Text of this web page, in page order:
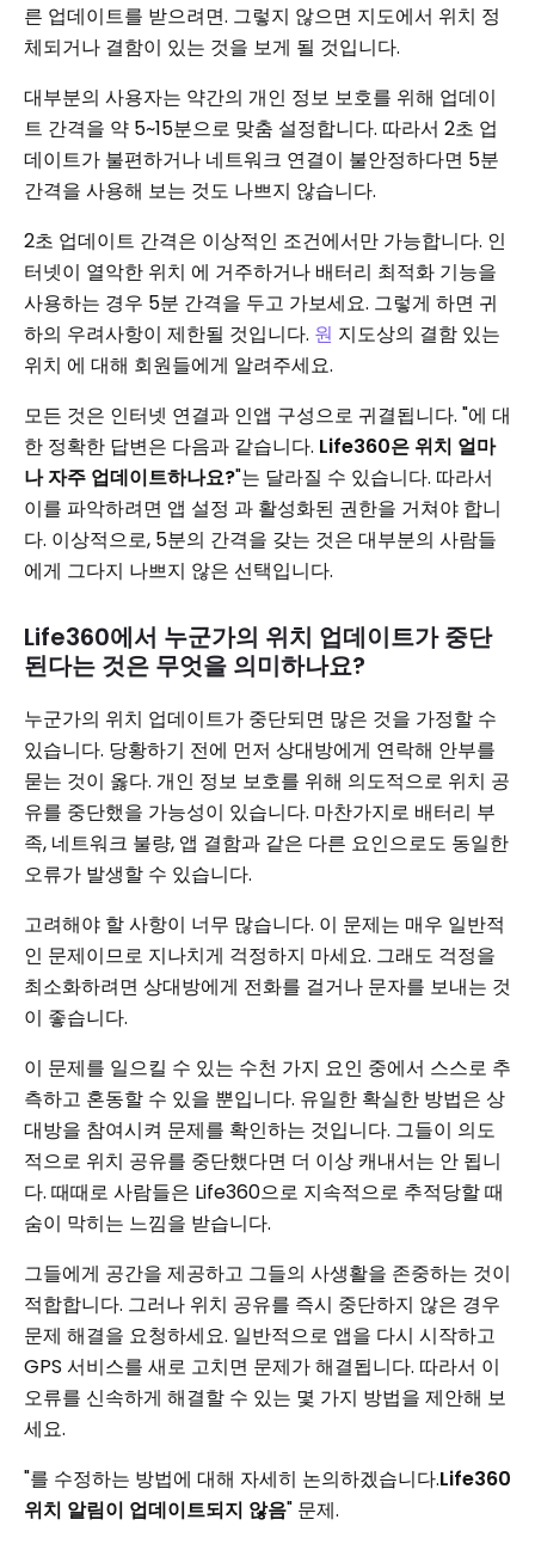
른 업데이트를 받으려면. 그렇지 않으면 지도에서 위치 정
체되거나 결함이 있는 것을 보게 될 것입니다.
대부분의 사용자는 약간의 개인 정보 보호를 위해 업데이
트 간격을 약 5~15분으로 맞춤 설정합니다. 따라서 2초 업
데이트가 불편하거나 네트워크 연결이 불안정하다면 5분
간격을 사용해 보는 것도 나쁘지 않습니다.
2초 업데이트 간격은 이상적인 조건에서만 가능합니다. 인
터넷이 열악한 위치 에 거주하거나 배터리 최적화 기능을
사용하는 경우 5분 간격을 두고 가보세요. 그렇게 하면 귀
하의 우려사항이 제한될 것입니다. 원 지도상의 결함 있는
위치 에 대해 회원들에게 알려주세요.
모든 것은 인터넷 연결과 인앱 구성으로 귀결됩니다. "에 대
한 정확한 답변은 다음과 같습니다. Life360은 위치 얼마
나 자주 업데이트하나요?"는 달라질 수 있습니다. 따라서
이를 파악하려면 앱 설정 과 활성화된 권한을 거쳐야 합니
다. 이상적으로, 5분의 간격을 갖는 것은 대부분의 사람들
에게 그다지 나쁘지 않은 선택입니다.
Life360에서 누군가의 위치 업데이트가 중단
된다는 것은 무엇을 의미하나요?
누군가의 위치 업데이트가 중단되면 많은 것을 가정할 수
있습니다. 당황하기 전에 먼저 상대방에게 연락해 안부를
묻는 것이 옳다. 개인 정보 보호를 위해 의도적으로 위치 공
유를 중단했을 가능성이 있습니다. 마찬가지로 배터리 부
족, 네트워크 불량, 앱 결함과 같은 다른 요인으로도 동일한
오류가 발생할 수 있습니다.
고려해야 할 사항이 너무 많습니다. 이 문제는 매우 일반적
인 문제이므로 지나치게 걱정하지 마세요. 그래도 걱정을
최소화하려면 상대방에게 전화를 걸거나 문자를 보내는 것
이 좋습니다.
이 문제를 일으킬 수 있는 수천 가지 요인 중에서 스스로 추
측하고 혼동할 수 있을 뿐입니다. 유일한 확실한 방법은 상
대방을 참여시켜 문제를 확인하는 것입니다. 그들이 의도
적으로 위치 공유를 중단했다면 더 이상 캐내서는 안 됩니
다. 때때로 사람들은 Life360으로 지속적으로 추적당할 때
숨이 막히는 느낌을 받습니다.
그들에게 공간을 제공하고 그들의 사생활을 존중하는 것이
적합합니다. 그러나 위치 공유를 즉시 중단하지 않은 경우
문제 해결을 요청하세요. 일반적으로 앱을 다시 시작하고
GPS 서비스를 새로 고치면 문제가 해결됩니다. 따라서 이
오류를 신속하게 해결할 수 있는 몇 가지 방법을 제안해 보
세요.
"를 수정하는 방법에 대해 자세히 논의하겠습니다.Life360
위치 알림이 업데이트되지 않음" 문제.